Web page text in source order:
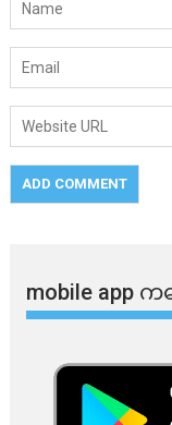
mobile app